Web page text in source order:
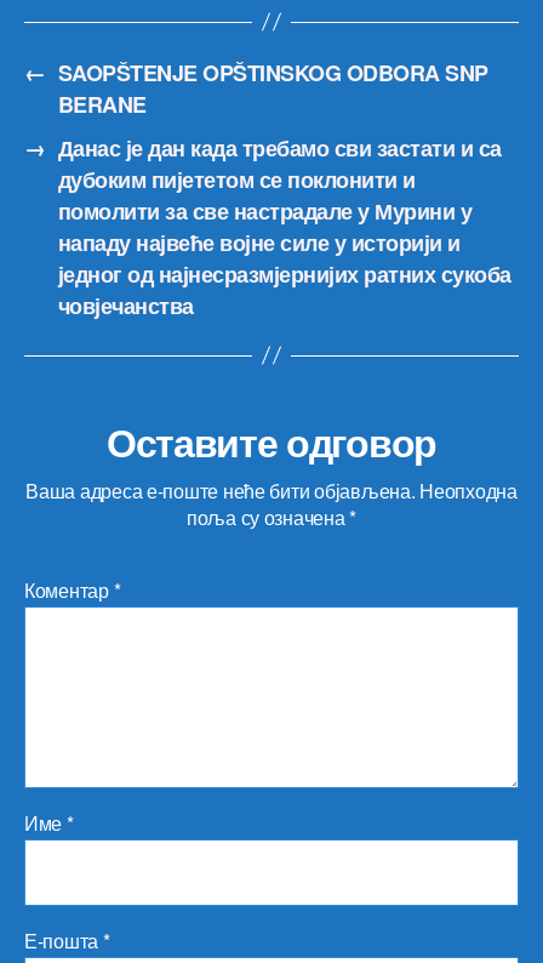
← SAOPŠTENJE OPŠTINSKOG ODBORA SNP
BERANE
→ Данас је дан када требамо сви застати и са
дубоким пијететом се поклонити и
помолити за све настрадале у Мурини у
нападу највеће војне силе у историји и
једног од најнесразмјернијих ратних сукоба
човјечанства
Оставите одговор
Ваша адреса е-поште неће бити објављена. Неопходна
поља су означена*
Коментар*
Име*
Е-пошта *